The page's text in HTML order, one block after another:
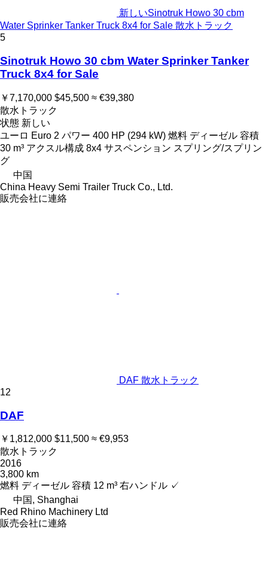
新しいSinotruk Howo 30 cbm
Water Sprinker Tanker Truck 8x4 for Sale 散水トラック
5
Sinotruk Howo 30 cbm Water Sprinker Tanker
Truck 8x4 for Sale
￥7,170,000 $45,500 ≈ €39,380
散水トラック
状態 新しい
ユーロ Euro 2 パワー 400 HP (294 kW) 燃料 ディーゼル 容積
30 m³ アクスル構成 8x4 サスペンション スプリング/スプリン
グ
中国
China Heavy Semi Trailer Truck Co., Ltd.
販売会社に連絡
DAF 散水トラック
12
DAF
￥1,812,000 $11,500 ≈ €9,953
散水トラック
2016
3,800 km
燃料 ディーゼル 容積 12 m³ 右ハンドル ✓
中国, Shanghai
Red Rhino Machinery Ltd
販売会社に連絡